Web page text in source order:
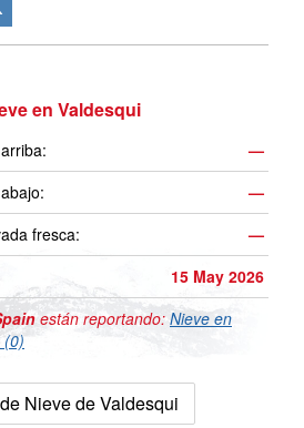
en Valdesqui
—
—
fresca:
—
15 May 2026
están reportando: Nieve en
(0)
Nieve de Valdesqui